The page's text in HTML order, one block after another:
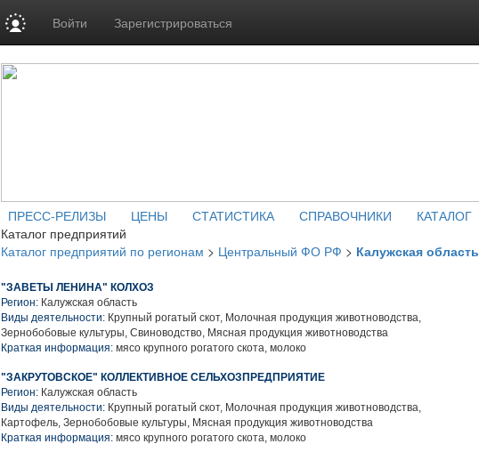
Войти Зарегистрироваться
ПРЕСС-РЕЛИЗЫ ЦЕНЫ СТАТИСТИКА СПРАВОЧНИКИ КАТАЛОГ
Каталог предприятий
Каталог предприятий по регионам > Центральный ФО РФ > Калужская область
"ЗАВЕТЫ ЛЕНИНА" КОЛХОЗ
Регион: Калужская область
Виды деятельности: Крупный рогатый скот, Молочная продукция животноводства,
Зернобобовые культуры, Свиноводство, Мясная продукция животноводства
Краткая информация: мясо крупного рогатого скота, молоко
"ЗАКРУТОВСКОЕ" КОЛЛЕКТИВНОЕ СЕЛЬХОЗПРЕДПРИЯТИЕ
Регион: Калужская область
Виды деятельности: Крупный рогатый скот, Молочная продукция животноводства,
Картофель, Зернобобовые культуры, Мясная продукция животноводства
Краткая информация: мясо крупного рогатого скота, молоко